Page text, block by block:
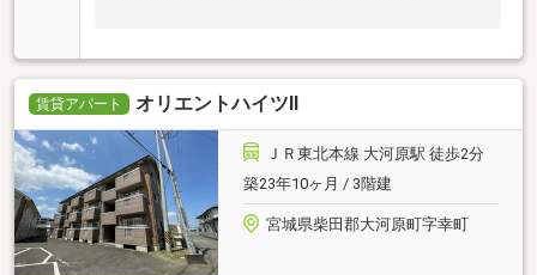
賃貸アパート オリエントハイツⅡ
ＪＲ東北本線 大河原駅 徒歩2分
築23年10ヶ月 / 3階建
宮城県柴田郡大河原町字幸町